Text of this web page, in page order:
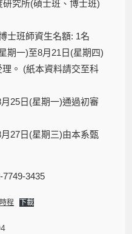
究所(碩士班、博士班)
士班師資生名額: 1名
期一)至8月21日(星期四)
。 (紙本資料請交至科
25日(星期一)通過初審
27日(星期三)由本系甄
3435
程 下載